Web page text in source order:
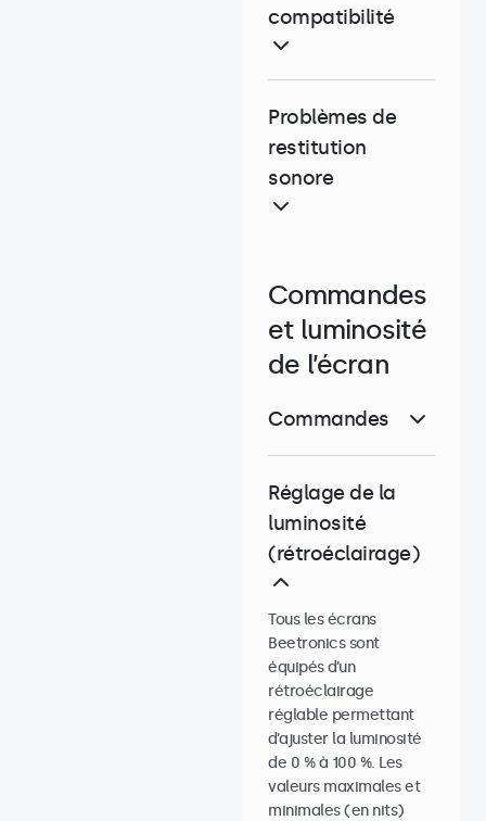
compatibilité
Problèmes de
restitution
sonore
Commandes
et luminosité
de l’écran
Commandes
Réglage de la
luminosité
(rétroéclairage)
Tous les écrans
Beetronics sont
équipés d’un
rétroéclairage
réglable permettant
d’ajuster la luminosité
de 0 % à 100 %. Les
valeurs maximales et
minimales (en nits)